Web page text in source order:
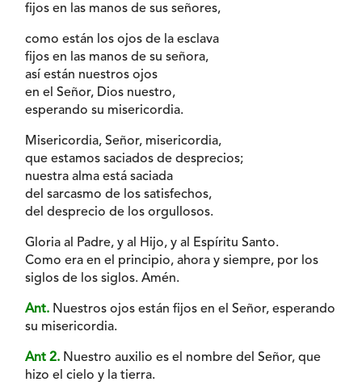
fijos en las manos de sus señores,
como están los ojos de la esclava
fijos en las manos de su señora,
así están nuestros ojos
en el Señor, Dios nuestro,
esperando su misericordia.
Misericordia, Señor, misericordia,
que estamos saciados de desprecios;
nuestra alma está saciada
del sarcasmo de los satisfechos,
del desprecio de los orgullosos.
Gloria al Padre, y al Hijo, y al Espíritu Santo.
Como era en el principio, ahora y siempre, por los
siglos de los siglos. Amén.
Ant. Nuestros ojos están fijos en el Señor, esperando
su misericordia.
Ant 2. Nuestro auxilio es el nombre del Señor, que
hizo el cielo y la tierra.